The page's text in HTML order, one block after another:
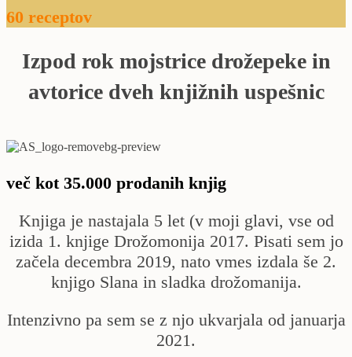
60 receptov
Izpod rok mojstrice drožepeke in
avtorice dveh knjižnih uspešnic
več kot 35.000 prodanih knjig
Knjiga je nastajala 5 let (v moji glavi, vse od
izida 1. knjige Drožomonija 2017. Pisati sem jo
začela decembra 2019, nato vmes izdala še 2.
knjigo Slana in sladka drožomanija.
Intenzivno pa sem se z njo ukvarjala od januarja
2021.